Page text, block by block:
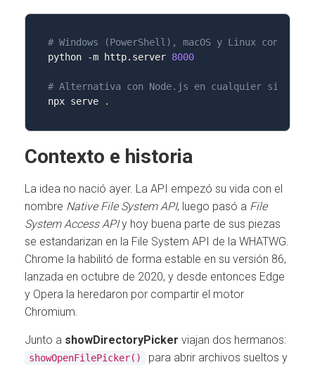
# Windows (PowerShell), macOS y Linux con
python
-m http.server 8000
# Alternativa con Node.js en cualquier sistema
npx serve
.
Contexto e historia
La idea no nació ayer. La API empezó su vida con el
nombre Native File System API, luego pasó a File
System Access APIy hoy buena parte de sus piezas
se estandarizan en la File System API de la WHATWG.
Chrome la habilitó de forma estable en su versión 86,
lanzada en octubre de 2020, y desde entonces Edge
y Opera la heredaron por compartir el motor
Chromium.
Junto a showDirectoryPicker viajan dos hermanos:
showOpenFilePicker() para abrir archivos sueltos y